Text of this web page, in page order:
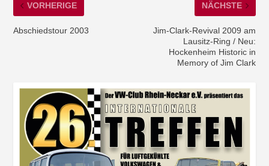
VORHERIGE
Abschiedstour 2003
NÄCHSTE
Jim-Clark-Revival 2009 am
Lausitz-Ring / Neu:
Hockenheim Historic in
Memory of Jim Clark